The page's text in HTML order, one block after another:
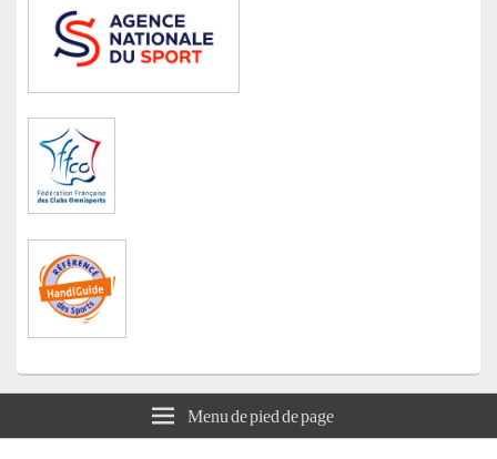
Menu de pied de page